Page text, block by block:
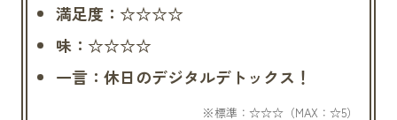
満足度：☆☆☆☆
味：☆☆☆☆
一言：休日のデジタルデトックス！